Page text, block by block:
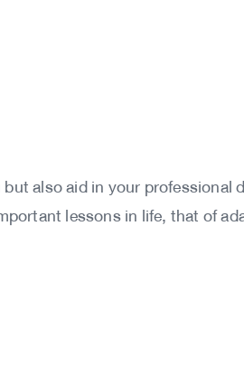
also aid in your professional
lessons in life, that of